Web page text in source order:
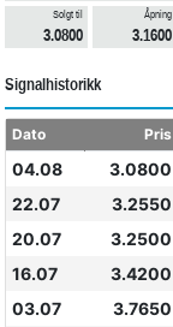
Solgt til
3.0800
Åpning
3.1600
Signalhistorikk
Dato Pris
04.08 3.0800
22.07
3.2550
20.07
3.2500
16.07
3.4200
03.07
3.7650